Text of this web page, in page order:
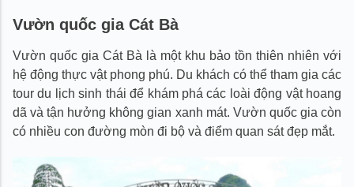
Vườn quốc gia Cát Bà
Vườn quốc gia Cát Bà là một khu bảo tồn thiên nhiên với
hệ động thực vật phong phú. Du khách có thể tham gia các
tour du lịch sinh thái để khám phá các loài động vật hoang
dã và tận hưởng không gian xanh mát. Vườn quốc gia còn
có nhiều con đường mòn đi bộ và điểm quan sát đẹp mắt.